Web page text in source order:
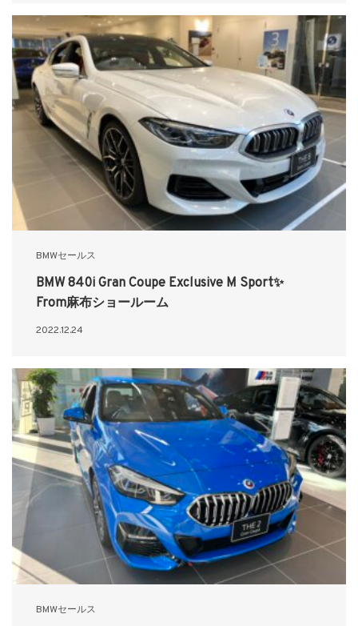
BMWセールス
BMW 840i Gran Coupe Exclusive M Sport✨
From麻布ショールーム
2022.12.24
BMWセールス